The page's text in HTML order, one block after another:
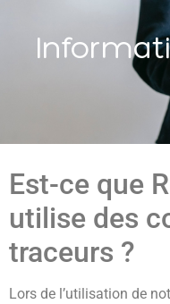
Est-ce que
utilise des
traceurs ?
Lors de l’utilisation de